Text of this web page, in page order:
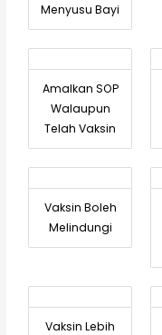
Menyusu Bayi
Amalkan SOP
Walaupun
Telah Vaksin
Vaksin Boleh
Melindungi
Vaksin Lebih